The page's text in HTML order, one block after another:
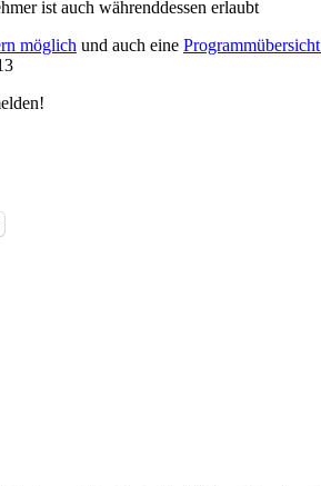
ist auch währenddessen erlaubt
möglich und auch eine Programmübersicht